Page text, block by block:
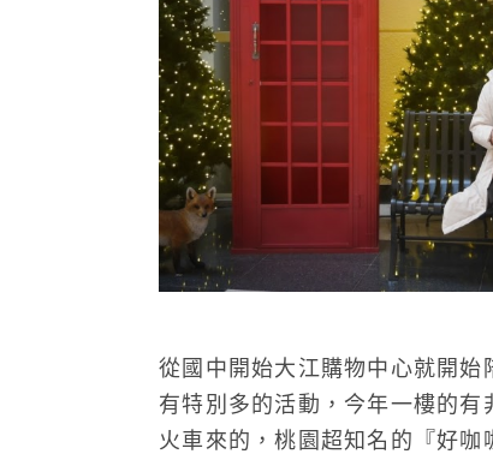
從國中開始大江購物中心就開
有特別多的活動，今年一樓的
火車來的，桃園超知名的『好